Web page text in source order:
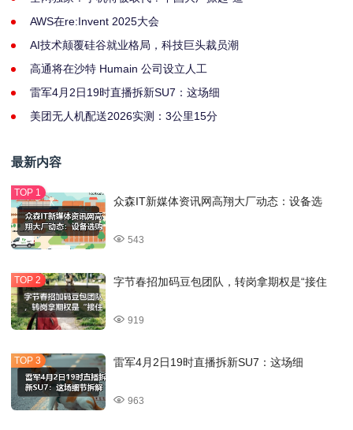
AWS在re:Invent 2025大会
AI技术颠覆硅谷就业格局，科技巨头裁员潮
高通将在沙特 Humain 公司设立人工
雷军4月2日19时直播拆新SU7：这场细
美团无人机配送2026实测：3公里15分
最新内容
众森IT新媒体资讯网高翔大厂动态：设备选
543
字节春招加码豆包团队，转岗拿期权是“接住
919
雷军4月2日19时直播拆新SU7：这场细
963